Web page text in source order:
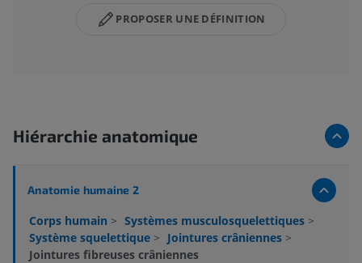
PROPOSER UNE DÉFINITION
Hiérarchie anatomique
Anatomie humaine 2
Corps humain > Systèmes musculosquelettiques >
Système squelettique > Jointures crâniennes >
Jointures fibreuses crâniennes